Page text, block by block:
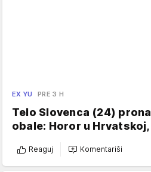
EX YU PRE 3 H
Telo Slovenca (24)
obale: Horor u
Reaguj Komentariši